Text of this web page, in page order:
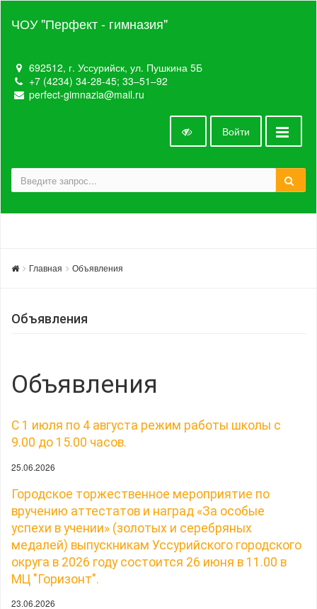
ЧОУ "Перфект - гимназия"
692512, г. Уссурийск, ул. Пушкина 5Б
+7 (4234) 34-28-45; 33‒51‒92
perfect-gimnazia@mail.ru
Войти
Главная Объявления
Объявления
Объявления
С 1 июля по 4 августа режим работы школы с
9.00 до 15.00 часов.
25.06.2026
Городское торжественное мероприятие по
вручению аттестатов и наград «За особые
успехи в учении» (золотых и серебряных
медалей) выпускникам Уссурийского городского
округа в 2026 году состоится 26 июня в 11.00 в
МЦ "Горизонт".
23.06.2026